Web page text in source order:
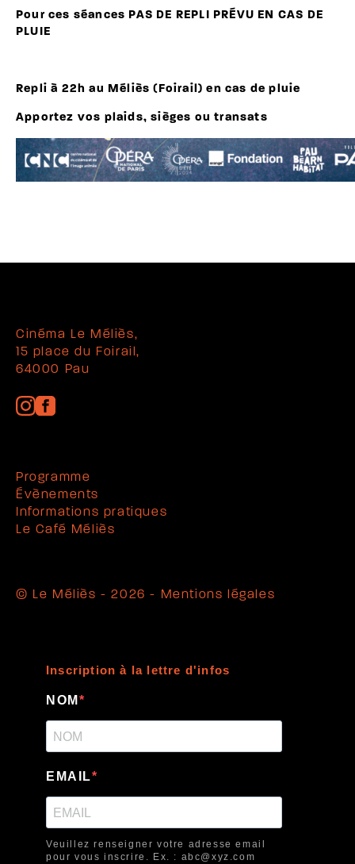
Pour ces séances PAS DE REPLI PRÉVU EN CAS DE
PLUIE
Repli à 22h au Méliès (Foirail) en cas de pluie
Apportez vos plaids, sièges ou transats
Cinéma Le Méliès,
15 place du Foirail,
64000 Pau
Programme
Évènements
Informations pratiques
Le Café Méliès
© Le Méliès - 2026 - Mentions légales
Inscription à la lettre d'infos
NOM
EMAIL
Veuillez renseigner votre adresse email
pour vous inscrire. Ex. : abc@xyz.com